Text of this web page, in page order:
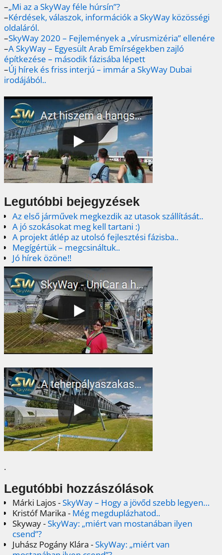
–„Mi az a SkyWay féle húrsín”?
–Kérdések, válaszok, információk a SkyWay közösségi
oldaláról.
–SkyWay 2020 – Fejlemények a „vírusmizéria” ellenére
–A SkyWay – Egyesült Arab Emírségekben zajló
építkezése – második fázisába lépett
–Új hírek és friss interjú – immár a SkyWay Dubai
irodájából..
Legutóbbi bejegyzések
Az első járművek megkezdik az utasok szállítását..
A jó szokásokat meg kell tartani :)
A projekt átlép az utolsó fejlesztési fázisba..
Megígértük – megcsináltuk..
Jó hírek özöne!!
.
Legutóbbi hozzászólások
Márki Lajos-SkyWay – Hogy a jövőd szebb legyen…
Kristóf Marika - Még megduplázhatod..
Skyway-SkyWay: „miért van mostanában ilyen
csend”?
Juhász Pogány Klára -SkyWay: „miért van